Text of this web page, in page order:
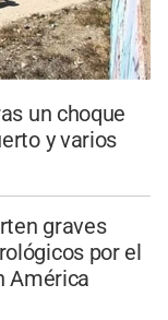
un choque
y varios
graves
por el
América